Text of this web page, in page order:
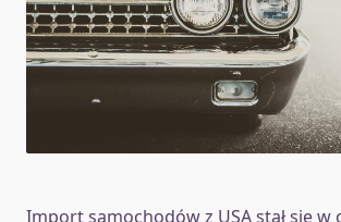
Import samochodów z USA stał się w